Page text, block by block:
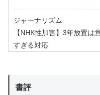
ジャーナリズム
【NHK性加害】3年放置は
すぎる対応
書評